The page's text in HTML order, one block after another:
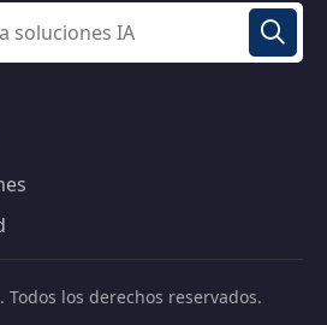
los derechos reservados.